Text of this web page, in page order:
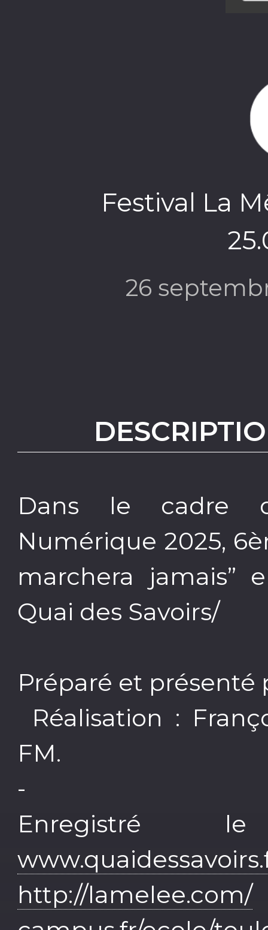
Festival La
26
Dans le cadre
Numérique 2025,
marchera jamais”
Quai des Savoirs/
Préparé et présenté
Réalisation :
FM.
-
Enregistré
http://lamelee.com/